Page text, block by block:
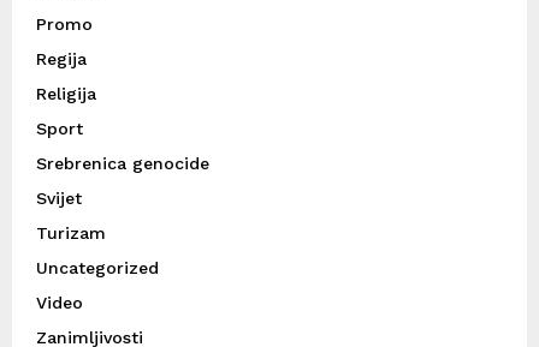
Promo
Regija
Religija
Sport
Srebrenica genocide
Svijet
Turizam
Uncategorized
Video
Zanimljivosti